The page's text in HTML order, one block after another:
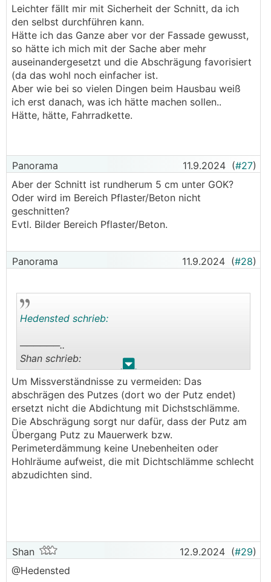
Leichter fällt mir mit Sicherheit der Schnitt, da ich
den selbst durchführen kann.
Hätte ich das Ganze aber vor der Fassade gewusst,
so hätte ich mich mit der Sache aber mehr
auseinandergesetzt und die Abschrägung favorisiert
(da das wohl noch einfacher ist.
Aber wie bei so vielen Dingen beim Hausbau weiß
ich erst danach, was ich hätte machen sollen..
Hätte, hätte, Fahrradkette.
Panorama 11.9.2024 (#27)
Aber der Schnitt ist rundherum 5 cm unter GOK?
Oder wird im Bereich Pflaster/Beton nicht
geschnitten?
Evtl. Bilder Bereich Pflaster/Beton.
Panorama 11.9.2024 (#28)
. .
Hedensted schrieb:
──────..
Shan schrieb:
@Panorama
Sinn ja aber nur wenn da rundherum nix mehr
kommt, sonst muss man ja erst recht wieder
aufgraben, wenn man setzungs- und unkrautfrei
rundherum bleiben möchte egal ob jetzt
Schotter, Steine, Pflaster oder was auch immer.
Wäre gespannt was beim Threadersteller
Das bezüglich Setzungen und Unkraut versteh
ich nun nicht. Die Thematik gäbs doch ohne
Um Missverständnisse zu vermeiden: Das
abschrägen des Putzes (dort wo der Putz endet)
ersetzt nicht die Abdichtung mit Dichstschlämme.
Die Abschrägung sorgt nur dafür, dass der Putz am
Übergang Putz zu Mauerwerk bzw.
Perimeterdämmung keine Unebenheiten oder
Hohlräume aufweist, die mit Dichtschlämme schlecht
abzudichten sind.
Shan 12.9.2024 (#29)
@Hedensted